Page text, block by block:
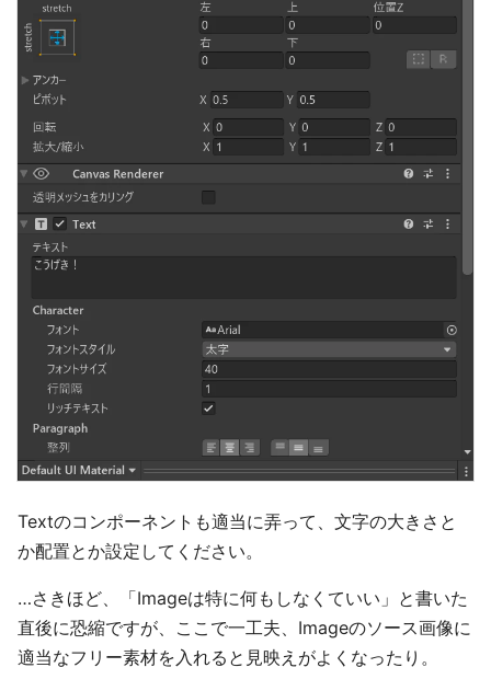
Textのコンポーネントも適当に弄って、文字の大きさと
か配置とか設定してください。
…さきほど、「Imageは特に何もしなくていい」と書いた
直後に恐縮ですが、ここで一工夫、Imageのソース画像に
適当なフリー素材を入れると見映えがよくなったり。